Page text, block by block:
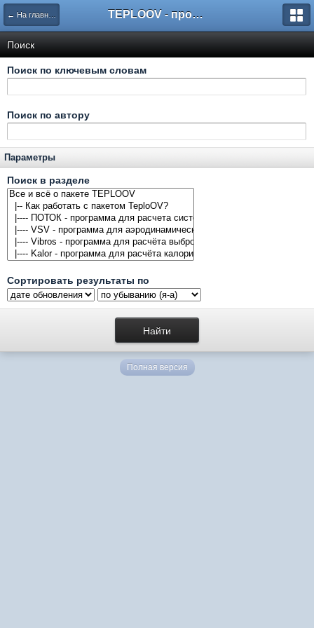
← На главную TEPLOOV - программный комплекс для расчёта систем отопления и вентиляции
Поиск
Поиск по ключевым словам
Поиск по автору
Параметры
Поиск в разделе
Сортировать результаты по
Полная версия